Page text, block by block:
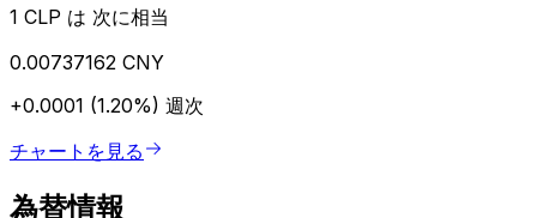
1 CLP は 次に相当
0.00737162 CNY
+0.0001 (1.20%) 週次
チャートを見る
為替情報